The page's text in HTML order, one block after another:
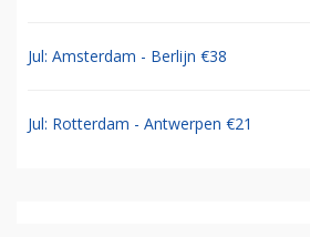
Jul: Amsterdam - Berlijn €38
Jul: Rotterdam - Antwerpen €21